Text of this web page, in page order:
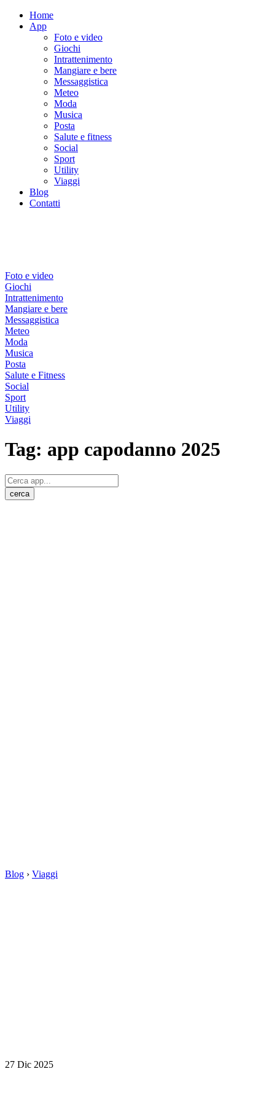
Home
App
Foto e video
Giochi
Intrattenimento
Mangiare e bere
Messaggistica
Meteo
Moda
Musica
Posta
Salute e fitness
Social
Sport
Utility
Viaggi
Blog
Contatti
Foto e video
Giochi
Intrattenimento
Mangiare e bere
Messaggistica
Meteo
Moda
Musica
Posta
Salute e Fitness
Social
Sport
Utility
Viaggi
Tag: app capodanno 2025
Blog › Viaggi
27 Dic 2025